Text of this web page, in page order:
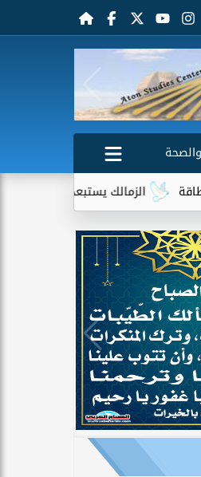
يستبعد 4 لاعبين شباب من حساباته في الموسم الجديد